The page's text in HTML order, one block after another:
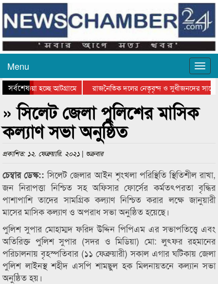
Menu
সর্বশেষ
যাওয়া হচ্ছে আটগ্রামে
রাজনৈতিক দলের নেতৃবৃন্দ ও সুধীজনদের সাথে
পুরস্কার বিতরণ সম্পন্ন
সিলেটে বাংলাদেশ গ্রুপ থিয়েটার
» সিলেট জেলা পুলিশের মাসিক
কল্যাণ সভা অনুষ্ঠিত
প্রকাশিত: ১২. ফেব্রুয়ারি. ২০২১ | শুক্রবার
চেম্বার ডেস্ক::সিলেট জেলার আইন শৃংখলা পরিস্থিতি স্থিতিশীল রাখা,
জন নিরাপত্তা নিশ্চিত সহ অফিসার ফোর্সের কর্মতৎপরতা বৃদ্ধির
পাশাপাশি তাদের সামগ্রিক কল্যাণ নিশ্চিত করার লক্ষে জানুয়ারী
মাসের মাসিক কল্যাণ ও অপরাধ সভা অনুষ্ঠিত হয়েছে।
পুলিশ সুপার মোহাম্মদ ফরিদ উদ্দিন পিপিএম এর সভাপতিত্ত্বে এবং
অতিরিক্ত পুলিশ সুপার (সদর ও মিডিয়া) মো: লুৎফর রহমানের
পরিচালনায় বৃহস্পতিবার (১১ ফেব্রুয়ারী) সকাল এগার ঘটিকায় জেলা
পুলিশ লাইনস্থ শহীদ এসপি শামছুল হক মিলনায়তনে কল্যান সভা
অনুষ্ঠিত হয়।